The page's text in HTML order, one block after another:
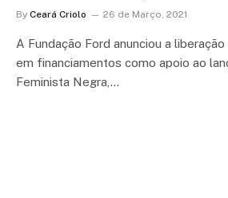
By Ceará Criolo 26 de Março, 2021
A Fundação Ford anunciou a
em financiamentos como apoio ao
Feminista Negra,…